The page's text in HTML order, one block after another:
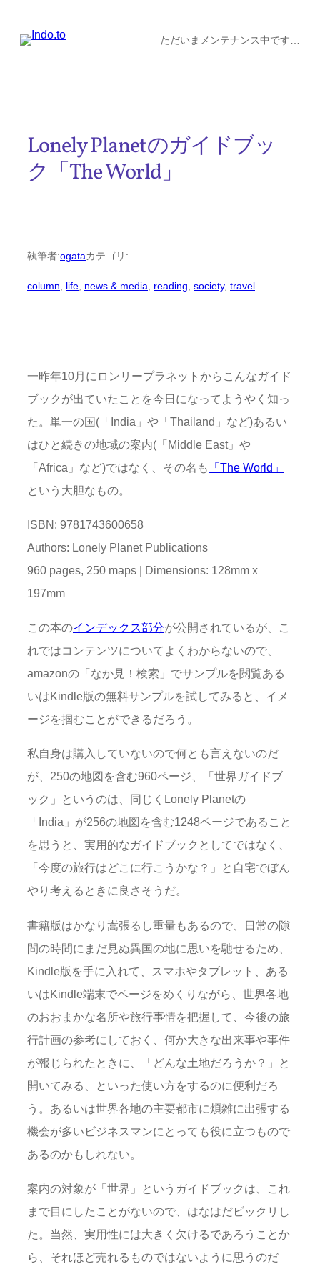
ただいまメンテナンス中です…
Lonely Planetのガイドブッ
ク「The World」
執筆者:ogataカテゴリ:
column life news & media reading society, travel
一昨年10月にロンリープラネットからこんなガイド
ブックが出ていたことを今日になってようやく知っ
た。単一の国(「India」や「Thailand」など)あるい
はひと続きの地域の案内(「Middle East」や
「Africa」など)ではなく、その名も
「The World」
という大胆なもの。
ISBN: 9781743600658
Authors: Lonely Planet Publications
960 pages, 250 maps | Dimensions: 128mm x
197mm
この本のインデックス部分が公開されているが、こ
れではコンテンツについてよくわからないので、
amazonの「なか見！検索」でサンプルを閲覧ある
いはKindle版の無料サンプルを試してみると、イメ
ージを掴むことができるだろう。
私自身は購入していないので何とも言えないのだ
が、250の地図を含む960ページ、「世界ガイドブ
ック」というのは、同じくLonely Planetの
「India」が256の地図を含む1248ページであること
を思うと、実用的なガイドブックとしてではなく、
「今度の旅行はどこに行こうかな？」と自宅でぼん
やり考えるときに良さそうだ。
書籍版はかなり嵩張るし重量もあるので、日常の隙
間の時間にまだ見ぬ異国の地に思いを馳せるため、
Kindle版を手に入れて、スマホやタブレット、ある
いはKindle端末でページをめくりながら、世界各地
のおおまかな名所や旅行事情を把握して、今後の旅
行計画の参考にしておく、何か大きな出来事や事件
が報じられたときに、「どんな土地だろうか？」と
開いてみる、といった使い方をするのに便利だろ
う。あるいは世界各地の主要都市に煩雑に出張する
機会が多いビジネスマンにとっても役に立つもので
あるのかもしれない。
案内の対象が「世界」というガイドブックは、これ
まで目にしたことがないので、はなはだビックリし
た。当然、実用性には大きく欠けるであろうことか
ら、それほど売れるものではないように思うのだ